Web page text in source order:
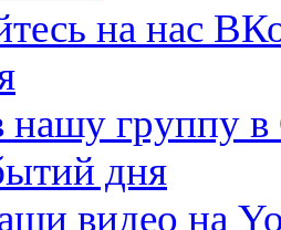
на нас
нашу группу в
дня
видео на